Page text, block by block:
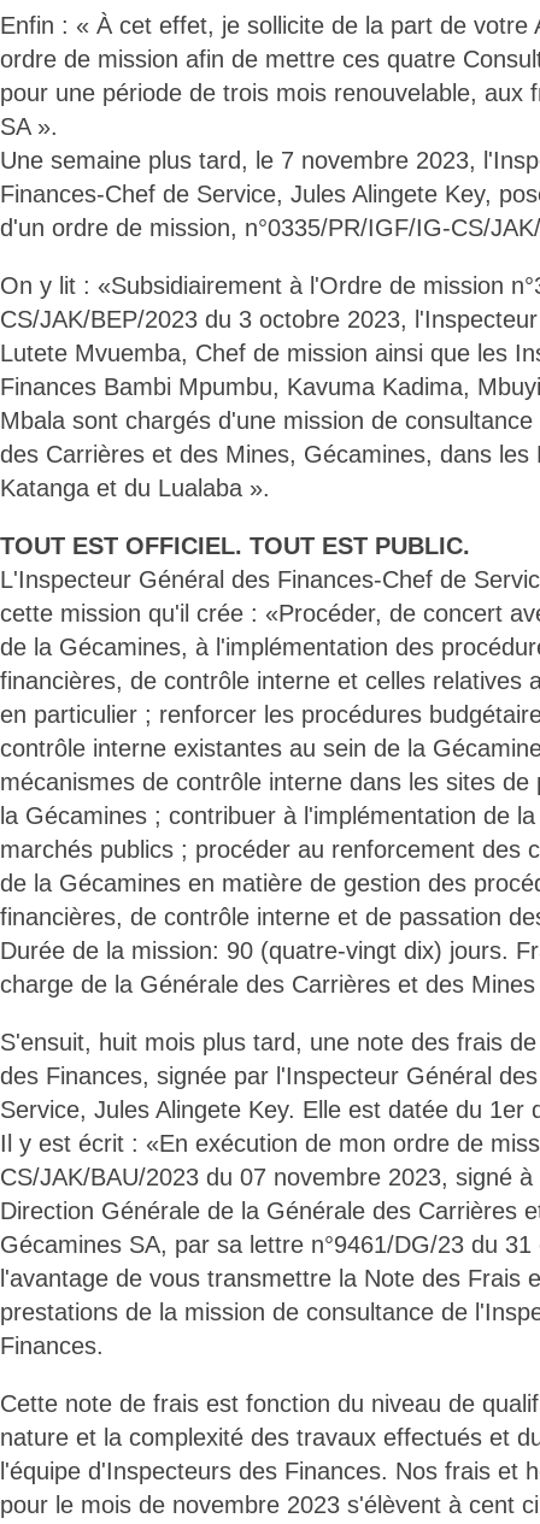
Enfin : « À cet effet, je sollicite de la part de votre
ordre de mission afin de mettre ces quatre
pour une période de trois mois renouvelable, aux
SA ».
Une semaine plus tard, le 7 novembre 2023,
Finances-Chef de Service, Jules Alingete Key,
d'un ordre de mission, n°0335/PR/IGF/IG-CS/
On y lit : «Subsidiairement à l'Ordre de mission
CS/JAK/BEP/2023 du 3 octobre 2023,
Lutete Mvuemba, Chef de mission ainsi que les
Finances Bambi Mpumbu, Kavuma Kadima,
Mbala sont chargés d'une mission de
des Carrières et des Mines, Gécamines, dans les
Katanga et du Lualaba ».
TOUT EST OFFICIEL. TOUT EST PUBLIC.
L'Inspecteur Général des Finances-Chef de
cette mission qu'il crée : «Procéder, de concert
de la Gécamines, à l'implémentation des
financières, de contrôle interne et celles relatives
en particulier ; renforcer les procédures
contrôle interne existantes au sein de la
mécanismes de contrôle interne dans les sites
la Gécamines ; contribuer à l'implémentation de
marchés publics ; procéder au renforcement des
de la Gécamines en matière de gestion des
financières, de contrôle interne et de passation
Durée de la mission: 90 (quatre-vingt dix) jours.
charge de la Générale des Carrières et des
S'ensuit, huit mois plus tard, une note des frais
des Finances, signée par l'Inspecteur Général
Service, Jules Alingete Key. Elle est datée du 1er
Il y est écrit : «En exécution de mon ordre de
CS/JAK/BAU/2023 du 07 novembre 2023, signé
Direction Générale de la Générale des Carrières
Gécamines SA, par sa lettre n°9461/DG/23 du
l'avantage de vous transmettre la Note des Frais
prestations de la mission de consultance de
Finances.
Cette note de frais est fonction du niveau de
nature et la complexité des travaux effectués et
l'équipe d'Inspecteurs des Finances. Nos frais et
pour le mois de novembre 2023 s'élèvent à cent